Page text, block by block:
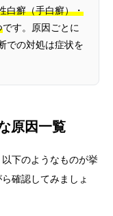
白癬（手白癬）・
です。原因ごとに
での対処は症状を
原因一覧
下のようなものが挙
確認してみましょ